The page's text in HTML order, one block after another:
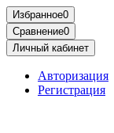
Избранное0
Сравнение0
Личный кабинет
Авторизация
Регистрация